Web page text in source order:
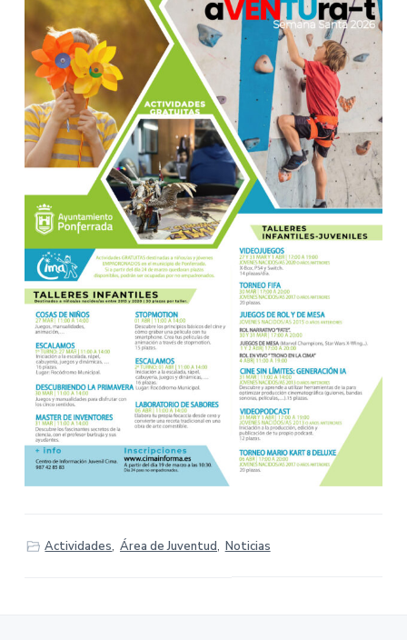
Actividades, Área de Juventud, Noticias